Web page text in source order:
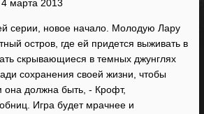
4 марта 2013
серии, новое начало. Молодую Лару
остров, где ей придется выживать в
скрывающиеся в темных джунглях
сохранения своей жизни, чтобы
она должна быть, - Крофт,
Игра будет мрачнее и